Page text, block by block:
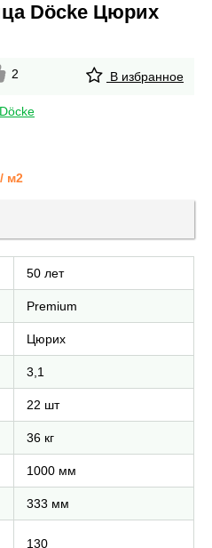
Döcke Цюрих
2 В избранное
Döcke
/ м2
50 лет
Premium
Цюрих
3,1
22 шт
36 кг
1000 мм
333 мм
130